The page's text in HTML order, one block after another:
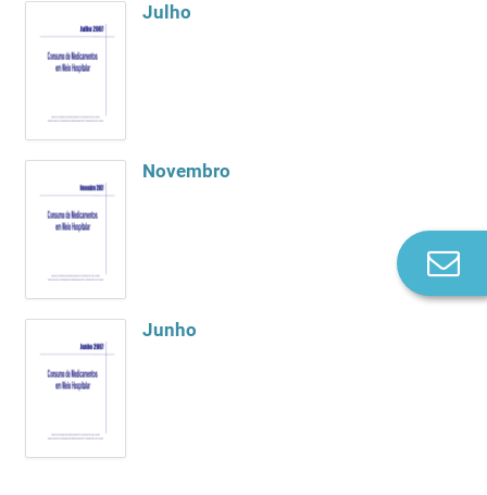
Julho
Novembro
Junho